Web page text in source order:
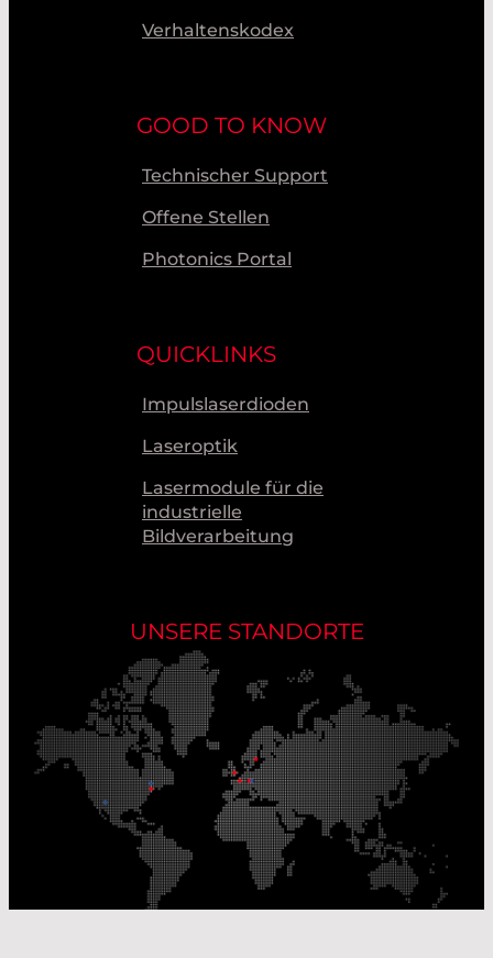
Verhaltenskodex
GOOD TO KNOW
Technischer Support
Offene Stellen
Photonics Portal
QUICKLINKS
Impulslaserdioden
Laseroptik
Lasermodule für die
industrielle
Bildverarbeitung
UNSERE STANDORTE